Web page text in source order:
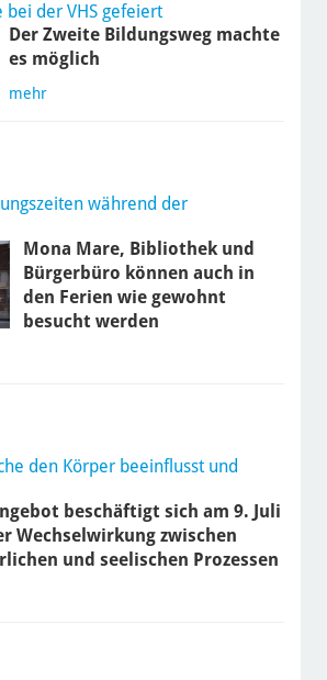
bei der VHS gefeiert
Der Zweite Bildungsweg machte
es möglich
mehr
während der
Mona Mare, Bibliothek und
Bürgerbüro können auch in
den Ferien wie gewohnt
besucht werden
den Körper beeinflusst und
beschäftigt sich am 9. Juli
Wechselwirkung zwischen
und seelischen Prozessen